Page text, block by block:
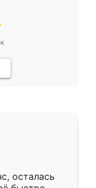
осталась